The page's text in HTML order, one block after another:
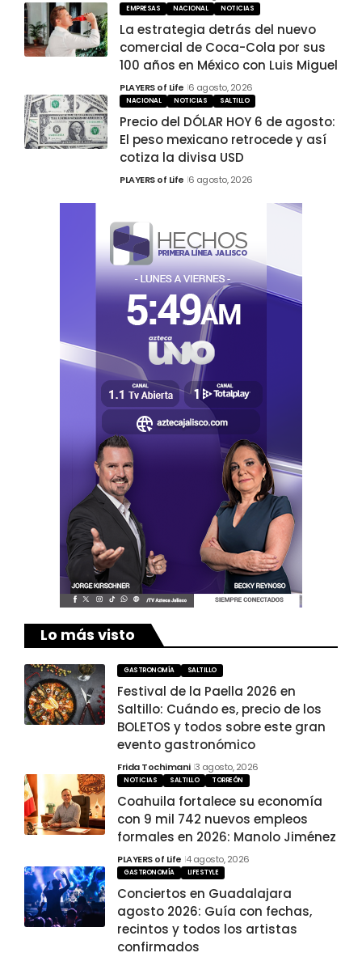
EMPRESAS NACIONAL NOTICIAS
La estrategia detrás del nuevo
comercial de Coca-Cola por sus
100 años en México con Luis Miguel
PLAYERS of Life 6 agosto, 2026
NACIONAL NOTICIAS SALTILLO
Precio del DÓLAR HOY 6 de agosto:
El peso mexicano retrocede y así
cotiza la divisa USD
PLAYERS of Life 6 agosto, 2026
Lo más visto
GASTRONOMÍA SALTILLO
Festival de la Paella 2026 en
Saltillo: Cuándo es, precio de los
BOLETOS y todos sobre este gran
evento gastronómico
Frida Tochimani 3 agosto, 2026
NOTICIAS SALTILLO TORREÓN
Coahuila fortalece su economía
con 9 mil 742 nuevos empleos
formales en 2026: Manolo Jiménez
PLAYERS of Life 4 agosto, 2026
GASTRONOMÍA LIFESTYLE
Conciertos en Guadalajara
agosto 2026: Guía con fechas,
recintos y todos los artistas
confirmados